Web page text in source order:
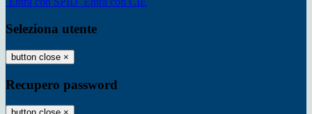
Seleziona utente
button close ×
Recupero password